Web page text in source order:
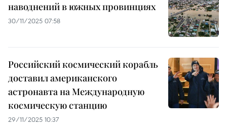
наводнений в южных провинциях
30/11/2025 07:58
Российский космический корабль
доставил американского
астронавта на Международную
космическую станцию
29/11/2025 10:37